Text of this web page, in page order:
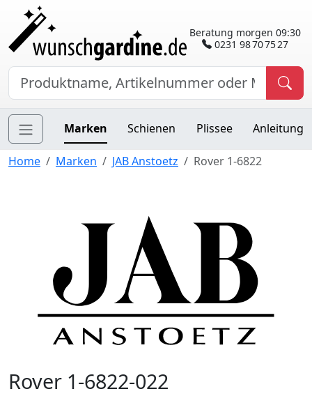
Beratung morgen 09:30
0231 98 70 75 27
Marken Schienen Plissee Anleitung
Home Marken JAB Anstoetz Rover 1-6822
Rover 1-6822-022